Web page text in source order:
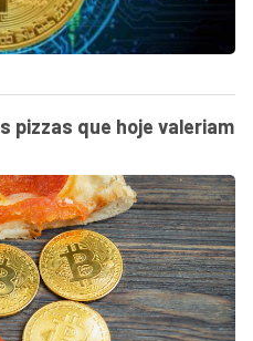
pizzas que hoje valeriam